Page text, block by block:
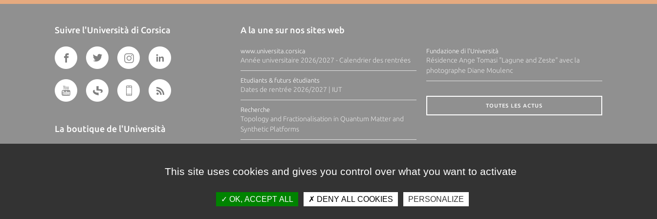
Suivre l'Università di Corsica
La boutique de l'Università
A la une sur nos sites web
www.universita.corsica
Année universitaire 2026/2027 - Calendrier des rentrées
Etudiants & futurs étudiants
Dates de rentrée 2026/2027 | IUT
Recherche
Topology and Fractionalisation in Quantum Matter and
Synthetic Platforms
Fundazione di l'Università
Résidence Ange Tomasi "Lagune and Zeste" avec la
photographe Diane Moulenc
TOUTES LES ACTUS
This site uses cookies and gives you control over what you want to activate
OK, ACCEPT ALL DENY ALL COOKIES PERSONALIZE